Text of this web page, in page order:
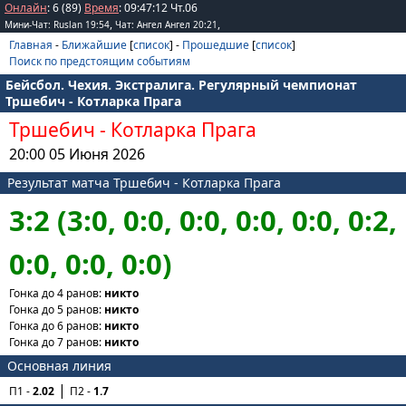
Онлайн: 6 (89) Время:09:47:12 Чт.06
Мини-Чат: Ruslan 19:54, Чат: Ангел Ангел 20:21 ,
Главная - Ближайшие [список] - Прошедшие [список]
Поиск по предстоящим событиям
Бейсбол. Чехия. Экстралига. Регулярный чемпионат
Тршебич - Котларка Прага
Тршебич - Котларка Прага
20:00 05 Июня 2026
Результат матча Тршебич - Котларка Прага
3:2 (3:0, 0:0, 0:0, 0:0, 0:0, 0:2,
0:0, 0:0, 0:0)
Гонка до 4 ранов: никто
Гонка до 5 ранов: никто
Гонка до 6 ранов: никто
Гонка до 7 ранов: никто
Основная линия
П1 -2.02 П2 -1.7